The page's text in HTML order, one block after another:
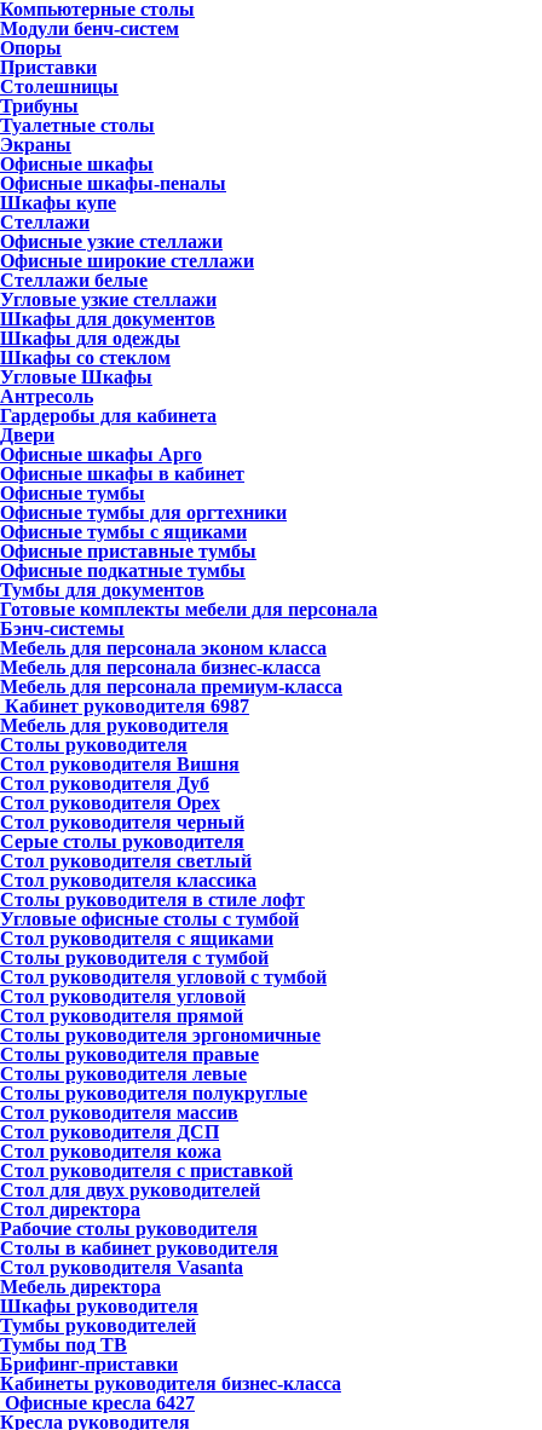
Компьютерные столы
Модули бенч-систем
Опоры
Приставки
Столешницы
Трибуны
Туалетные столы
Экраны
Офисные шкафы
Офисные шкафы-пеналы
Шкафы купе
Стеллажи
Офисные узкие стеллажи
Офисные широкие стеллажи
Стеллажи белые
Угловые узкие стеллажи
Шкафы для документов
Шкафы для одежды
Шкафы со стеклом
Угловые Шкафы
Антресоль
Гардеробы для кабинета
Двери
Офисные шкафы Арго
Офисные шкафы в кабинет
Офисные тумбы
Офисные тумбы для оргтехники
Офисные тумбы с ящиками
Офисные приставные тумбы
Офисные подкатные тумбы
Тумбы для документов
Готовые комплекты мебели для персонала
Бэнч-системы
Мебель для персонала эконом класса
Мебель для персонала бизнес-класса
Мебель для персонала премиум-класса
Кабинет руководителя 6987
Мебель для руководителя
Столы руководителя
Стол руководителя Вишня
Стол руководителя Дуб
Стол руководителя Орех
Стол руководителя черный
Серые столы руководителя
Стол руководителя светлый
Стол руководителя классика
Столы руководителя в стиле лофт
Угловые офисные столы с тумбой
Стол руководителя с ящиками
Столы руководителя с тумбой
Стол руководителя угловой с тумбой
Стол руководителя угловой
Стол руководителя прямой
Столы руководителя эргономичные
Столы руководителя правые
Столы руководителя левые
Столы руководителя полукруглые
Стол руководителя массив
Стол руководителя ДСП
Стол руководителя кожа
Стол руководителя с приставкой
Стол для двух руководителей
Стол директора
Рабочие столы руководителя
Столы в кабинет руководителя
Стол руководителя Vasanta
Мебель директора
Шкафы руководителя
Тумбы руководителей
Тумбы под ТВ
Брифинг-приставки
Кабинеты руководителя бизнес-класса
Офисные кресла 6427
Кресла руководителя